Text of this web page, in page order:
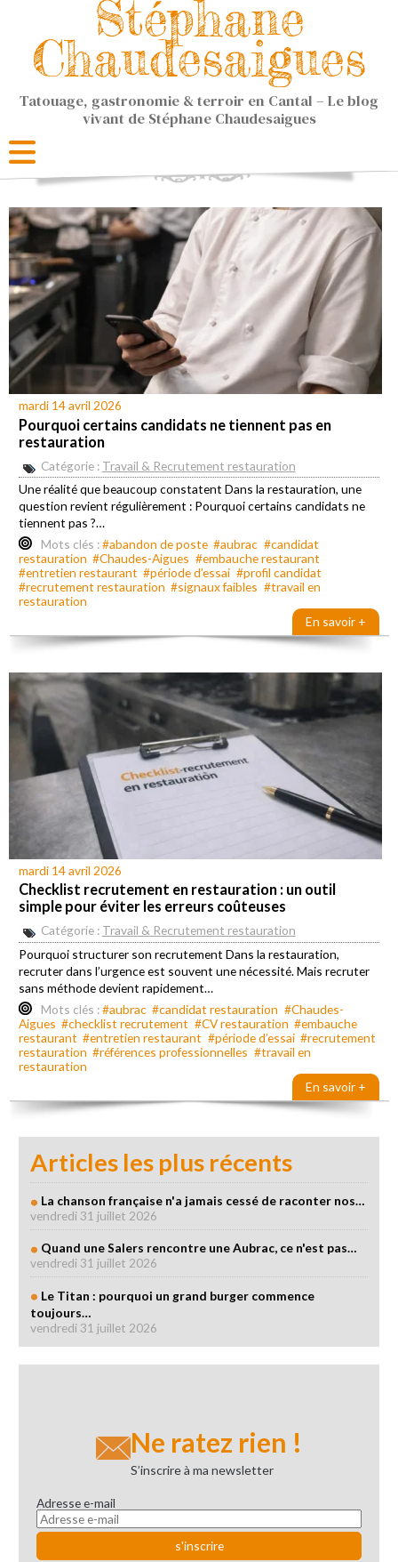
Stéphane
Chaudesaigues
Tatouage, gastronomie & terroir en Cantal – Le blog
vivant de Stéphane Chaudesaigues
mardi 14 avril 2026
Pourquoi certains candidats ne tiennent pas en
restauration
Catégorie : Travail & Recrutement restauration
Une réalité que beaucoup constatent Dans la restauration, une
question revient régulièrement : Pourquoi certains candidats ne
tiennent pas ?…
Mots clés :#abandon de poste #aubrac #candidat
restauration #Chaudes-Aigues #embauche restaurant
#entretien restaurant #période d’essai #profil candidat
#recrutement restauration #signaux faibles #travail en
restauration
En savoir +
mardi 14 avril 2026
Checklist recrutement en restauration : un outil
simple pour éviter les erreurs coûteuses
Catégorie : Travail & Recrutement restauration
Pourquoi structurer son recrutement Dans la restauration,
recruter dans l’urgence est souvent une nécessité. Mais recruter
sans méthode devient rapidement…
Mots clés :#aubrac #candidat restauration #Chaudes-
Aigues #checklist recrutement #CV restauration #embauche
restaurant #entretien restaurant #période d’essai #recrutement
restauration #références professionnelles #travail en
restauration
En savoir +
Articles les plus récents
La chanson française n'a jamais cessé de raconter nos…
vendredi 31 juillet 2026
Quand une Salers rencontre une Aubrac, ce n'est pas…
vendredi 31 juillet 2026
Le Titan : pourquoi un grand burger commence
toujours…
vendredi 31 juillet 2026
Ne ratez rien !
S’inscrire à ma newsletter
Adresse e-mail